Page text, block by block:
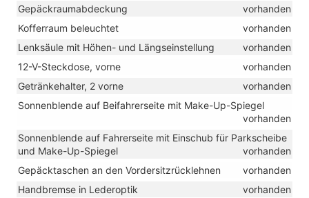
Gepäckraumabdeckung
vorhanden
Kofferraum beleuchtet
vorhanden
Lenksäule mit Höhen- und Längseinstellung
vorhanden
12-V-Steckdose, vorne
vorhanden
Getränkehalter, 2 vorne
vorhanden
Sonnenblende auf Beifahrerseite mit Make-Up-Spiegel
vorhanden
Sonnenblende auf Fahrerseite mit Einschub für Parkscheibe
und Make-Up-Spiegel
vorhanden
Gepäcktaschen an den Vordersitzrücklehnen
vorhanden
Handbremse in Lederoptik
vorhanden